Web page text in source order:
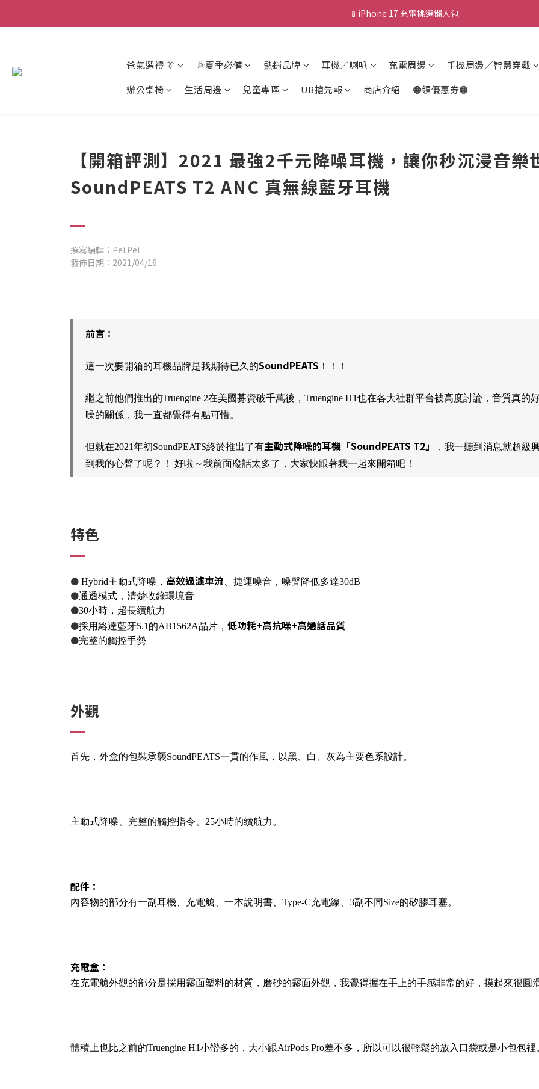
💰新會員送 $88 購物金
📱iPhone 17 充電挑選懶人包
💰新會員送 $88 購物金
爸氣選禮 👔 🌞夏季必備 熱銷品牌 耳機／喇叭 充電周邊 手機周邊／智慧穿戴
辦公桌椅
生活周邊 兒童專區 UB搶先報 商店介紹 🟠領優惠券🟠
【開箱評測】2021 最強2千元降噪耳機，讓你秒沉浸音樂
SoundPEATS T2 ANC 真無線藍牙耳機
撰寫編輯：Pei Pei
發佈日期：2021/04/16
前言：
這一次要開箱的耳機品牌是我期待已久的SoundPEATS ！！！
繼之前他們推出的Truengine 2在美國募資破千萬後，Truengine H1也在各大社群平台被高度討論，音質真
噪的關係，我一直都覺得有點可惜。
但就在2021年初SoundPEATS終於推出了有主動式降噪的耳機「SoundPEATS T2」
，我一聽到消息就超級
到我的心聲了呢？！ 好啦～我前面廢話太多了，大家快跟著我一起來開箱吧！
特色
● Hybrid主動式降噪， 高效過濾車流 、捷運噪音，噪聲降低多達30dB
●通透模式，清楚收錄環境音
●30小時，超長續航力
●採用絡達藍牙5.1的AB1562A晶片， 低功耗+高抗噪+高通話品質
●完整的觸控手勢
外觀
首先，外盒的包裝承襲SoundPEATS一貫的作風，以黑、白、灰為主要色系設計。
主動式降噪、完整的觸控指令、25小時的續航力。
配件：
內容物的部分有一副耳機、充電艙、一本說明書、Type-C充電線、3副不同Size的矽膠耳塞。
充電盒：
在充電艙外觀的部分是採用霧面塑料的材質，磨砂的霧面外觀，我覺得握在手上的手感非常的好，摸起來很圓
體積上也比之前的Truengine H1小蠻多的，大小跟AirPods Pro差不多，所以可以很輕鬆的放入口袋或是小包包裡